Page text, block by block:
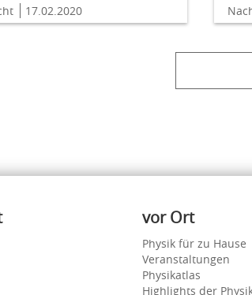
17.02.2020
vor Ort
Physik für zu Hause
Veranstaltungen
Physikatlas
Highlights der